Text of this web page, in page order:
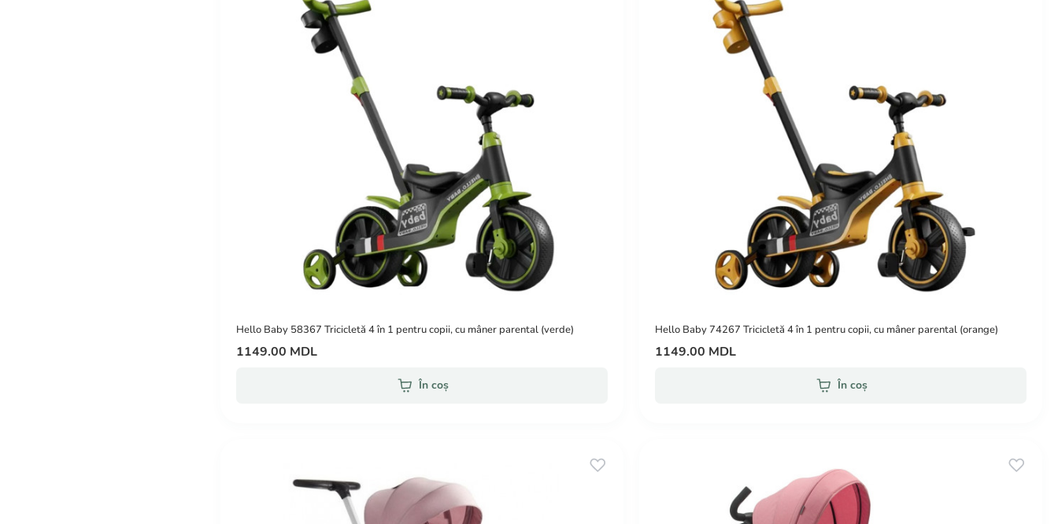
Hello Baby 58367 Tricicletă 4 în 1 pentru copii, cu mâner parental (verde)
1149.00 MDL
În coș
Hello Baby 74267 Tricicletă 4 în 1 pentru copii, cu mâner parental (orange)
1149.00 MDL
În coș